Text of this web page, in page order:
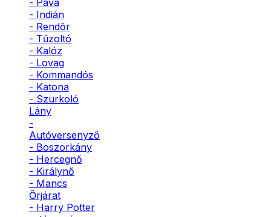
- Páva
- Indián
- Rendőr
- Tűzoltó
- Kalóz
- Lovag
- Kommandós
- Katona
- Szurkoló
Lány
-
Autóversenyző
- Boszorkány
- Hercegnő
- Királynő
- Mancs
Őrjárat
- Harry Potter